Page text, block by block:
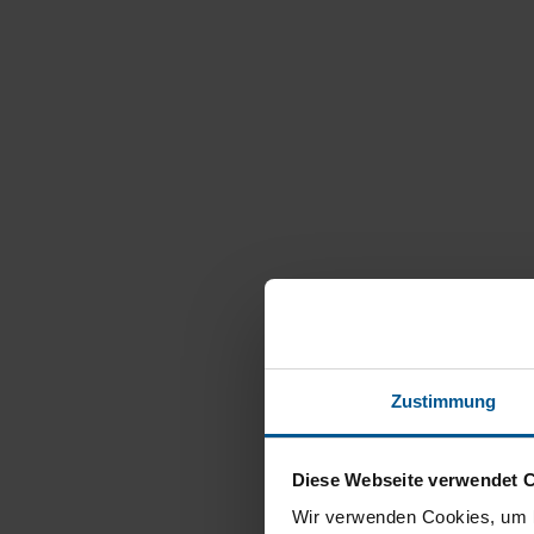
Zustimmung
Diese Webseite verwendet
Wir verwenden Cookies,